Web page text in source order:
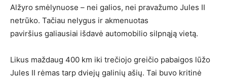
Alžyro smėlynuose – nei galios, nei pravažumo Jules II
netrūko. Tačiau nelygus ir akmenuotas
paviršius galiausiai išdavė automobilio silpnąją vietą.
Likus maždaug 400 km iki trečiojo greičio pabaigos lūžo
Jules II rėmas tarp dviejų galinių ašių. Tai buvo kritinė